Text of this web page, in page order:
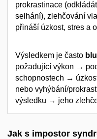
prokrastinace
selhání), zlehčování
přináší úzkost, stres a
Výsledkem je často
požadující výkon →
schopnostech →
nebo vyhýbání/
výsledku → jeho
Jak s impostor